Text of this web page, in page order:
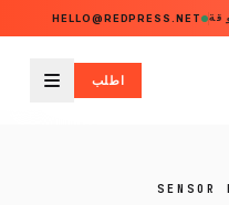
HELLO@REDPRESS.NET
اطلب
القائمة
SENSOR